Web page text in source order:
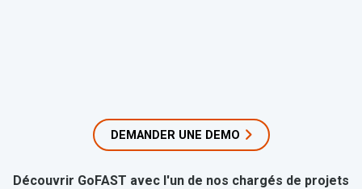
DEMANDER UNE DEMO
Découvrir GoFAST avec l'un de nos chargés de projets